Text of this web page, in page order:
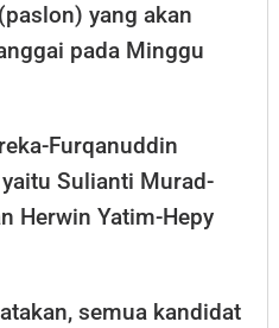
yang akan
pada Minggu
Furqanuddin
Sulianti Murad-
Herwin Yatim-Hepy
semua kandidat